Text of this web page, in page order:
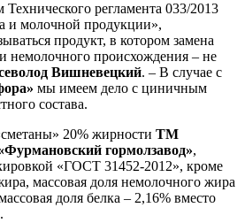
регламента 033/2013
и молочной продукции»,
продукт, в котором замена
немолочного происхождения – не
Вишневецкий. – В случае с
мы имеем дело с циничным
состава.
20% жирности ТМ
гормолзавод»,
«ГОСТ 31452-2012», кроме
массовая доля немолочного жира
доля белка – 2,16% вместо